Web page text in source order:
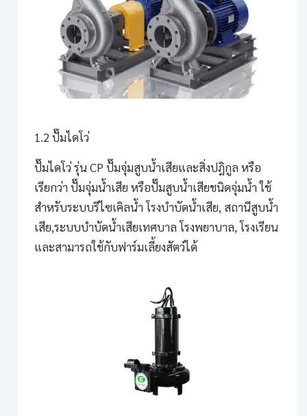
1.2 ปั๊มไดโว่
ปั๊มไดโว่ รุ่น CP ปั๊มจุ่มสูบน้ำเสียและสิ่งปฎิกูล หรือ
เรียกว่า ปั๊มจุ่มน้ำเสีย หรือปั๊มสูบน้ำเสียชนิดจุ่มน้ำ ใช้
สำหรับระบบรีไซเคิลน้ำ โรงบำบัดน้ำเสีย, สถานีสูบน้ำ
เสีย,ระบบบำบัดน้ำเสียเทศบาล โรงพยาบาล, โรงเรียน
และสามารถใช้กับฟาร์มเลี้ยงสัตว์ได้